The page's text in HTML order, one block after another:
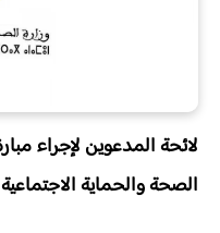
الصحة والحماية الاجتماعية 2026